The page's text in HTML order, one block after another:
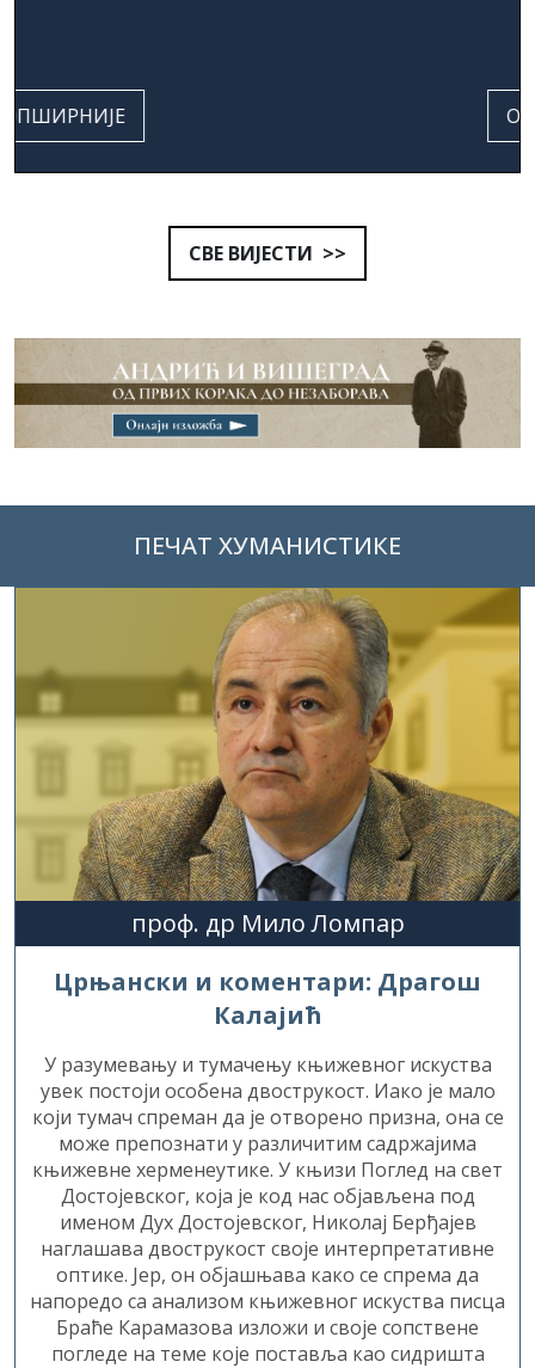
СВЕ ВИЈЕСТИ >>
проф. др Мило Ломпар
Црњански и коментари: Драгош
Калајић
У разумевању и тумачењу књижевног искуства
увек постоји особена двострукост. Иако је мало
који тумач спреман да је отворено призна, она се
може препознати у различитим садржајима
књижевне херменеутике. У књизи Поглед на свет
Достојевског, која је код нас објављена под
именом Дух Достојевског, Николај Берђајев
наглашава двострукост своје интерпретативне
оптике. Јер, он објашњава како се спрема да
напоредо са анализом књижевног искуства писца
Браће Карамазова изложи и своје сопствене
погледе на теме које поставља као сидришта
уметности Достојевског. Нема сумње у то да